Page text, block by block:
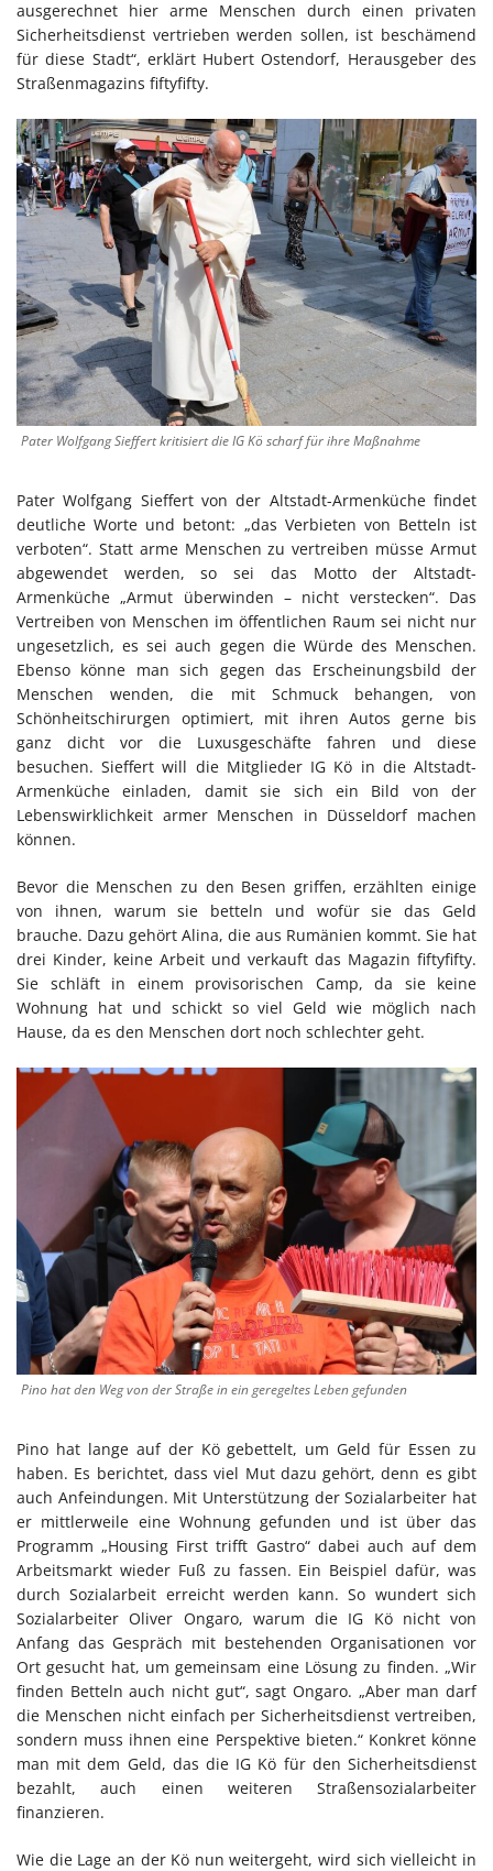
ausgerechnet hier arme Menschen durch einen privaten
Sicherheitsdienst vertrieben werden sollen, ist beschämend
für diese Stadt“, erklärt Hubert Ostendorf, Herausgeber des
Straßenmagazins fiftyfifty.
Pater Wolfgang Sieffert kritisiert die IG Kö scharf für ihre Maßnahme
Pater Wolfgang Sieffert von der Altstadt-Armenküche findet
deutliche Worte und betont: „das Verbieten von Betteln ist
verboten“. Statt arme Menschen zu vertreiben müsse Armut
abgewendet werden, so sei das Motto der Altstadt-
Armenküche „Armut überwinden – nicht verstecken“. Das
Vertreiben von Menschen im öffentlichen Raum sei nicht nur
ungesetzlich, es sei auch gegen die Würde des Menschen.
Ebenso könne man sich gegen das Erscheinungsbild der
Menschen wenden, die mit Schmuck behangen, von
Schönheitschirurgen optimiert, mit ihren Autos gerne bis
ganz dicht vor die Luxusgeschäfte fahren und diese
besuchen. Sieffert will die Mitglieder IG Kö in die Altstadt-
Armenküche einladen, damit sie sich ein Bild von der
Lebenswirklichkeit armer Menschen in Düsseldorf machen
können.
Bevor die Menschen zu den Besen griffen, erzählten einige
von ihnen, warum sie betteln und wofür sie das Geld
brauche. Dazu gehört Alina, die aus Rumänien kommt. Sie hat
drei Kinder, keine Arbeit und verkauft das Magazin fiftyfifty.
Sie schläft in einem provisorischen Camp, da sie keine
Wohnung hat und schickt so viel Geld wie möglich nach
Hause, da es den Menschen dort noch schlechter geht.
Pino hat den Weg von der Straße in ein geregeltes Leben gefunden
Pino hat lange auf der Kö gebettelt, um Geld für Essen zu
haben. Es berichtet, dass viel Mut dazu gehört, denn es gibt
auch Anfeindungen. Mit Unterstützung der Sozialarbeiter hat
er mittlerweile eine Wohnung gefunden und ist über das
Programm „Housing First trifft Gastro“ dabei auch auf dem
Arbeitsmarkt wieder Fuß zu fassen. Ein Beispiel dafür, was
durch Sozialarbeit erreicht werden kann. So wundert sich
Sozialarbeiter Oliver Ongaro, warum die IG Kö nicht von
Anfang das Gespräch mit bestehenden Organisationen vor
Ort gesucht hat, um gemeinsam eine Lösung zu finden. „Wir
finden Betteln auch nicht gut“, sagt Ongaro. „Aber man darf
die Menschen nicht einfach per Sicherheitsdienst vertreiben,
sondern muss ihnen eine Perspektive bieten.“ Konkret könne
man mit dem Geld, das die IG Kö für den Sicherheitsdienst
bezahlt, auch einen weiteren Straßensozialarbeiter
finanzieren.
Wie die Lage an der Kö nun weitergeht, wird sich vielleicht in